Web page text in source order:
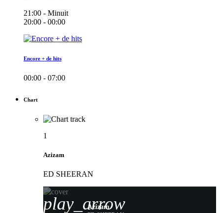
21:00 - Minuit
20:00 - 00:00
Encore + de hits
00:00 - 07:00
Chart
1
Azizam
ED SHEERAN
play_arrow
Azizam